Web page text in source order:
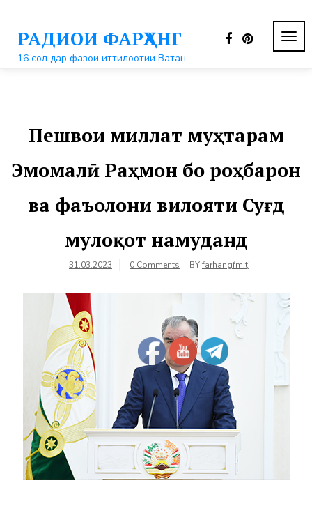
контентуРАДИОИ ФАРҲАНГ
16 сол дар фазои иттилоотии Ватан
Пешвои миллат муҳтарам
Эмомалӣ Раҳмон бо роҳбарон
ва фаъолони вилояти Суғд
мулоқот намуданд
31.03.2023 0 Comments BYfarhangfm.tj